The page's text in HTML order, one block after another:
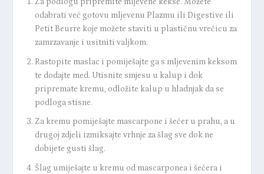
odabrati već gotovu mljevenu Plazmu ili Digestive ili
Petit Beurre koje možete staviti u plastičnu vrećicu za
zamrzavanje i usitniti valjkom.
Rastopite maslac i pomiješajte ga s mljevenim keksom
te dodajte med. Utisnite smjesu u kalup i dok
pripremate kremu, odložite kalup u hladnjak da se
podloga stisne.
Za kremu pomiješajte mascarpone i šećer u prahu, a u
drugoj zdjeli izmiksajte vrhnje za šlag sve dok ne
dobijete gusti šlag.
Šlag umiješajte u kremu od mascarponea i šećera i